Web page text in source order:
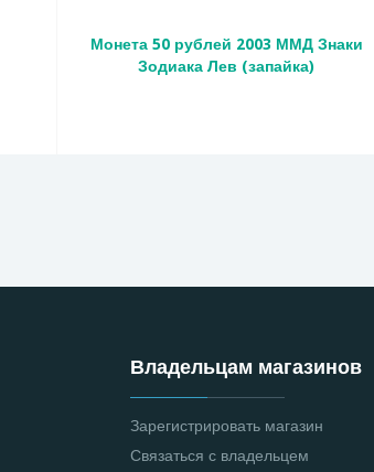
Монета 50 рублей 2003 ММД Знаки
Зодиака Лев (запайка)
Владельцам магазинов
Зарегистрировать магазин
Связаться с владельцем